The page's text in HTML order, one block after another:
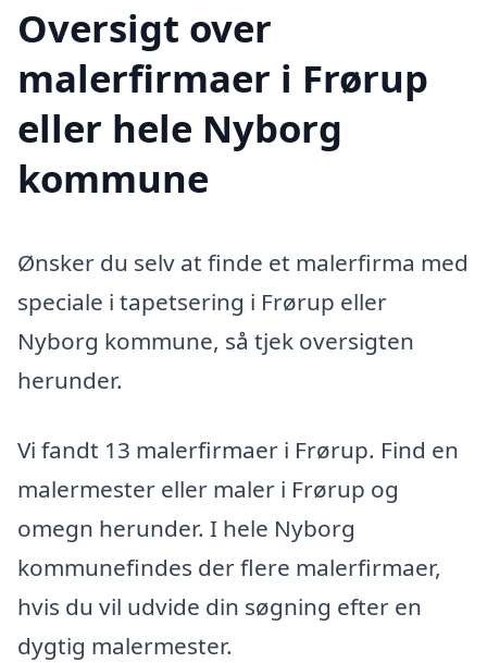
Oversigt over
malerfirmaer i Frørup
eller hele Nyborg
kommune
Ønsker du selv at finde et malerfirma med
speciale i tapetsering i Frørup eller
Nyborg kommune, så tjek oversigten
herunder.
Vi fandt 13 malerfirmaer i Frørup. Find en
malermester eller maler i Frørup og
omegn herunder. I hele Nyborg
kommunefindes der flere malerfirmaer,
hvis du vil udvide din søgning efter en
dygtig malermester.